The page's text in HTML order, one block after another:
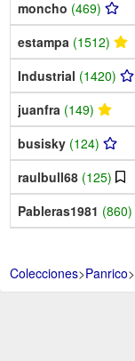
moncho (469)
estampa (1512)
Industrial (1420)
juanfra (149)
busisky (124)
raulbull68 (125)
Pableras1981 (860)
Colecciones>Panrico>